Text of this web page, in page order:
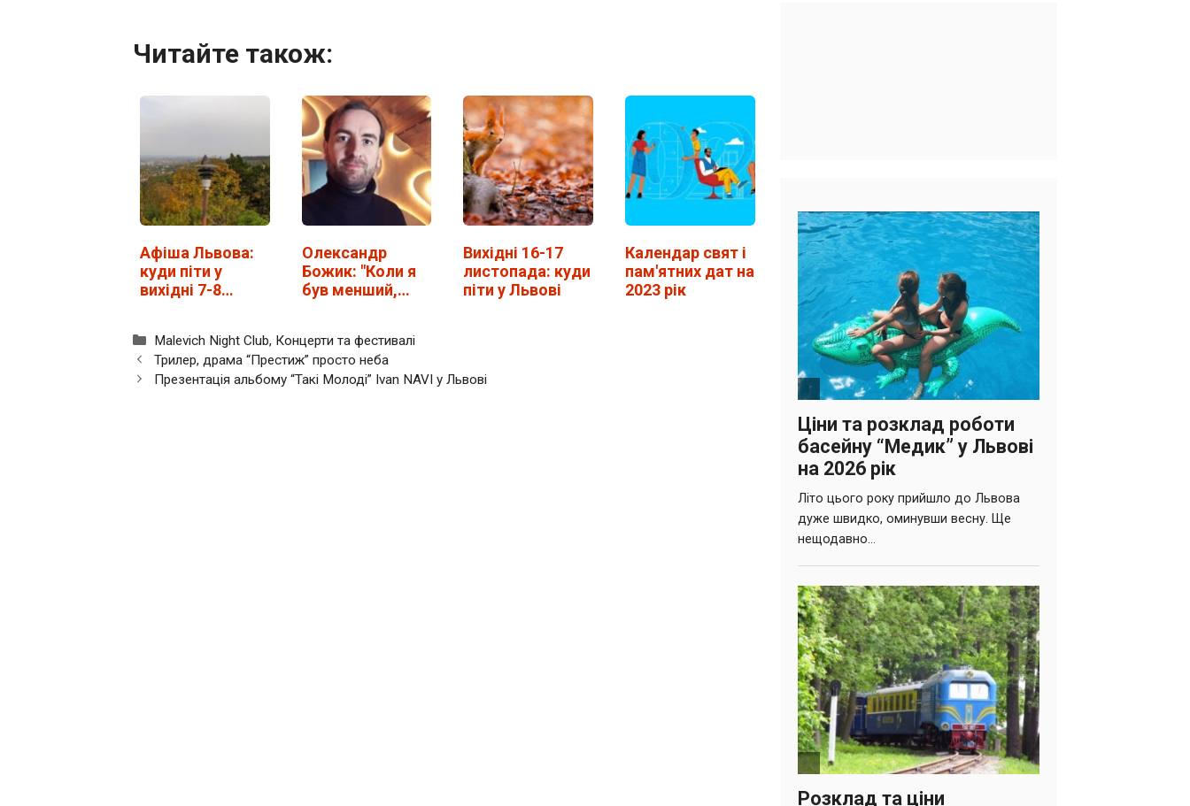
Читайте також:
Афіша Львова:
куди піти у
вихідні 7-8
Олександр
Божик: "Коли я
був менший,
Вихідні 16-17
листопада: куди
піти у Львові
Календар свят і
пам'ятних дат на
2023 рік
Категорії
Malevich Night Club, Концерти та фестивалі
Трилер, драма “Престиж” просто неба
Презентація альбому “Такі Молоді” Ivan NAVI у Львові